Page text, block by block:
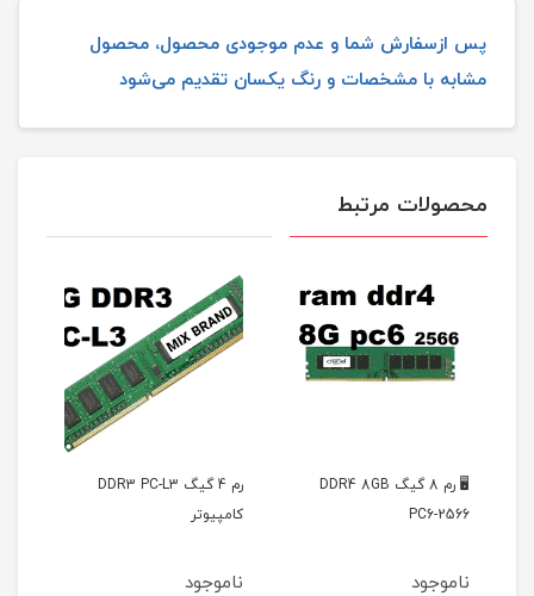
پس ازسفارش شما و عدم موجودی محصول، محصول
مشابه با مشخصات و رنگ یکسان تقدیم می‌شود
محصولات مرتبط
🖥️ رم 8 گیگ DDR4 8GB
رم 4 گیگ DDR3 PC-L3
ویدیو پروژکتور 300-HY